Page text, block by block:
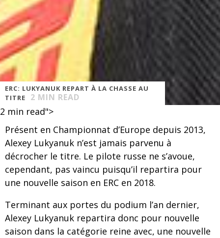
ERC: LUKYANUK REPART À LA CHASSE AU
TITRE
2 MIN READ
2 min read">
Présent en Championnat d’Europe depuis 2013,
Alexey Lukyanuk n’est jamais parvenu à
décrocher le titre. Le pilote russe ne s’avoue,
cependant, pas vaincu puisqu’il repartira pour
une nouvelle saison en ERC en 2018.
Terminant aux portes du podium l’an dernier,
Alexey Lukyanuk repartira donc pour nouvelle
saison dans la catégorie reine avec, une nouvelle